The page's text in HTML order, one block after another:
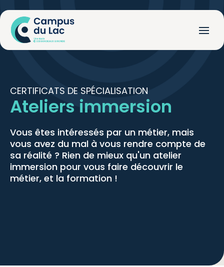
CERTIFICATS DE SPÉCIALISATION
Ateliers immersion
Vous êtes intéressés par un métier, mais
vous avez du mal à vous rendre compte de
sa réalité ? Rien de mieux qu'un atelier
immersion pour vous faire découvrir le
métier, et la formation !